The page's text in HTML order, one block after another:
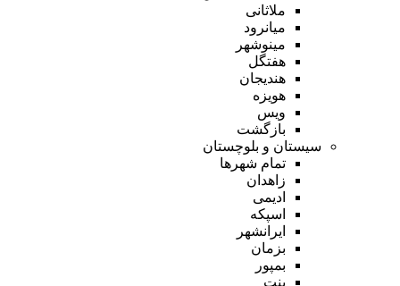
ملاثانی
میانرود
مینوشهر
هفتگل
هندیجان
هویزه
ویس
بازگشت
سیستان و بلوچستان
تمام شهر‌ها
زاهدان
ادیمی
اسپکه
ایرانشهر
بزمان
بمپور
بنت